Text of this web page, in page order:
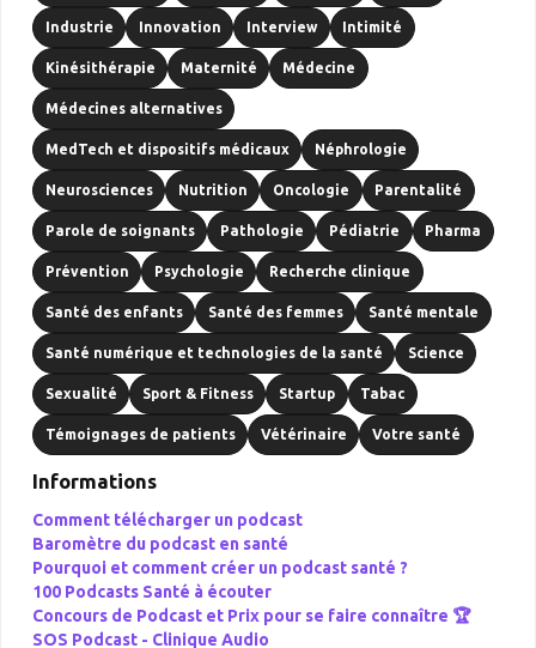
Industrie Innovation Interview Intimité
Kinésithérapie Maternité Médecine
Médecines alternatives
MedTech et dispositifs médicaux Néphrologie
Neurosciences Nutrition Oncologie Parentalité
Parole de soignants Pathologie Pédiatrie Pharma
Prévention Psychologie Recherche clinique
Santé des enfants Santé des femmes Santé mentale
Santé numérique et technologies de la santé Science
Sexualité Sport & Fitness Startup Tabac
Témoignages de patients Vétérinaire Votre santé
Informations
Comment télécharger un podcast
Baromètre du podcast en santé
Pourquoi et comment créer un podcast santé ?
100 Podcasts Santé à écouter
Concours de Podcast et Prix pour se faire connaître 🏆
SOS Podcast - Clinique Audio